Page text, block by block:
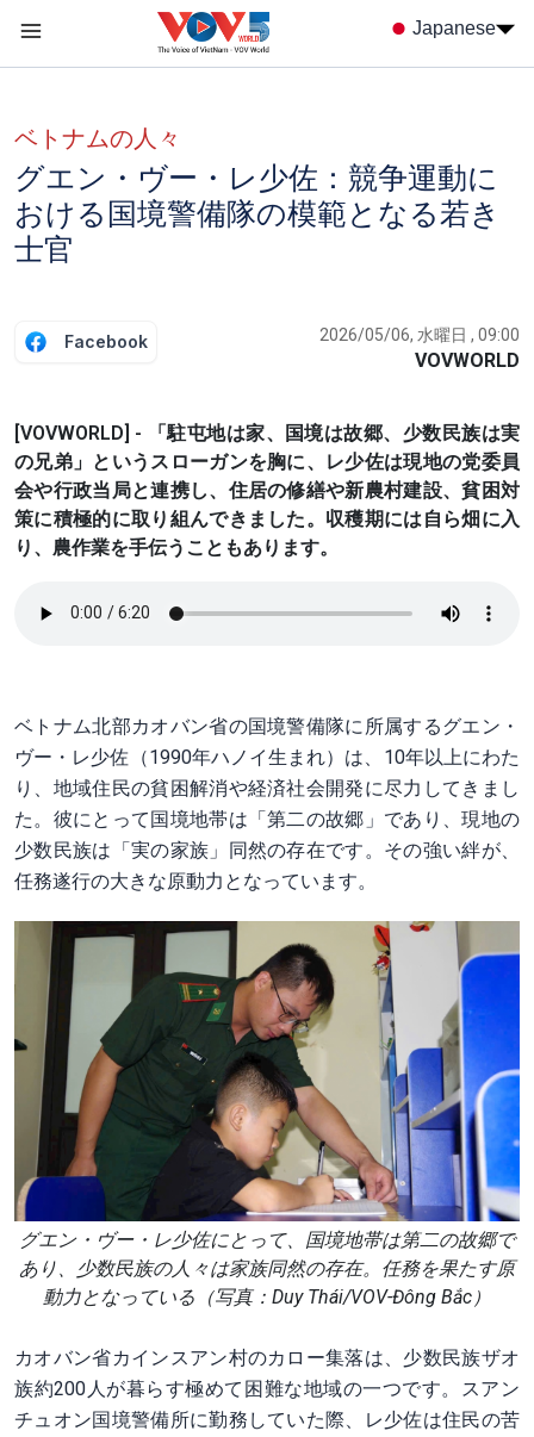
Japanese
ベトナムの人々
グエン・ヴー・レ少佐：競争運動に
おける国境警備隊の模範となる若き
士官
Facebook 2026/05/06, 水曜日 , 09:00
VOVWORLD
[VOVWORLD] - 「駐屯地は家、国境は故郷、少数民族は実
の兄弟」というスローガンを胸に、レ少佐は現地の党委員
会や行政当局と連携し、住居の修繕や新農村建設、貧困対
策に積極的に取り組んできました。収穫期には自ら畑に入
り、農作業を手伝うこともあります。
ベトナム北部カオバン省の国境警備隊に所属するグエン・
ヴー・レ少佐（1990年ハノイ生まれ）は、10年以上にわた
り、地域住民の貧困解消や経済社会開発に尽力してきまし
た。彼にとって国境地帯は「第二の故郷」であり、現地の
少数民族は「実の家族」同然の存在です。その強い絆が、
任務遂行の大きな原動力となっています。
グエン・ヴー・レ少佐にとって、国境地帯は第二の故郷で
あり、少数民族の人々は家族同然の存在。任務を果たす原
動力となっている（写真：Duy Thái/VOV-Đông Bắc）
カオバン省カインスアン村のカロー集落は、少数民族ザオ
族約200人が暮らす極めて困難な地域の一つです。スアン
チュオン国境警備所に勤務していた際、レ少佐は住民の苦